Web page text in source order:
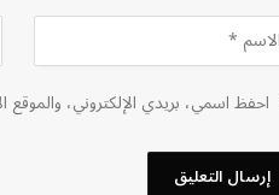
احفظ اسمي، بريدي الإلكتروني،